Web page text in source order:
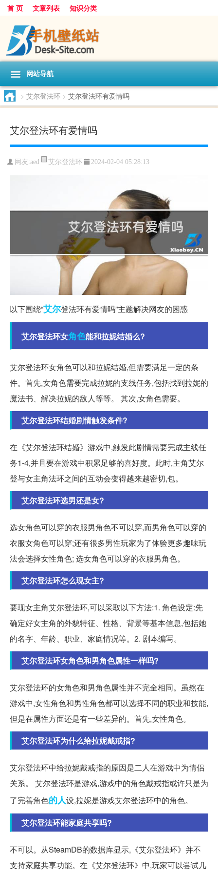
首 页 文章列表 知识分类
网站导航
> 艾尔登法环 > 艾尔登法环有爱情吗
艾尔登法环有爱情吗
网友:aed 艾尔登法环 2024-02-04 05:28:13
以下围绕“艾尔登法环有爱情吗”主题解决网友的困惑
艾尔登法环女角色能和拉妮结婚么?
艾尔登法环女角色可以和拉妮结婚,但需要满足一定的条
件。首先,女角色需要完成拉妮的支线任务,包括找到拉妮的
魔法书、解决拉妮的敌人等等。 其次,女角色需要。
艾尔登法环结婚剧情触发条件?
在《艾尔登法环结婚》游戏中,触发此剧情需要完成主线任
务1-4,并且要在游戏中积累足够的喜好度。此时,主角艾尔
登与女主角法环之间的互动会变得越来越密切,包。
艾尔登法环选男还是女?
选女角色可以穿的衣服男角色不可以穿,而男角色可以穿的
衣服女角色可以穿;还有很多男性玩家为了体验更多趣味玩
法会选择女性角色; 选女角色可以穿的衣服男角色。
艾尔登法环怎么现女主?
要现女主角艾尔登法环,可以采取以下方法:1. 角色设定:先
确定好女主角的外貌特征、性格、背景等基本信息,包括她
的名字、年龄、职业、家庭情况等。2. 剧本编写。
艾尔登法环女角色和男角色属性一样吗?
艾尔登法环的女角色和男角色属性并不完全相同。虽然在
游戏中,女性角色和男性角色都可以选择不同的职业和技能,
但是在属性方面还是有一些差异的。首先,女性角色。
艾尔登法环为什么给拉妮戴戒指?
艾尔登法环中给拉妮戴戒指的原因是二人在游戏中为情侣
关系。 艾尔登法环是游戏,游戏中的角色戴戒指或许只是为
了完善角色的人设,拉妮是游戏艾尔登法环中的角色。
艾尔登法环能家庭共享吗?
不可以。从SteamDB的数据库显示,《艾尔登法环》并不
支持家庭共享功能。在《艾尔登法环》中,玩家可以尝试几